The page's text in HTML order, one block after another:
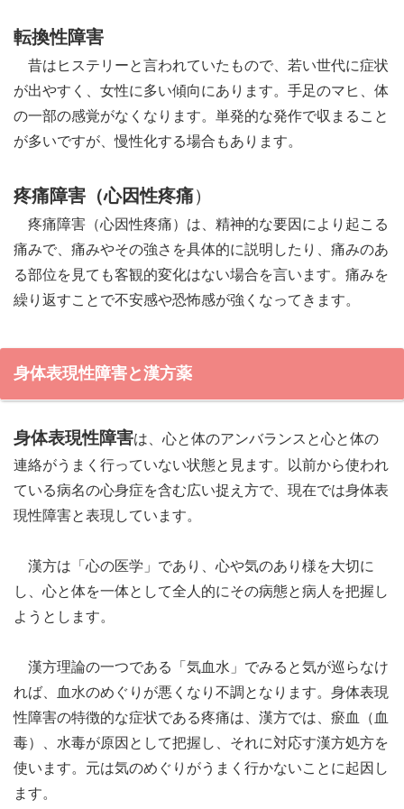
転換性障害
昔はヒステリーと言われていたもので、若い世代に症状
が出やすく、女性に多い傾向にあります。手足のマヒ、体
の一部の感覚がなくなります。単発的な発作で収まること
が多いですが、慢性化する場合もあります。
疼痛障害（心因性疼痛）
疼痛障害（心因性疼痛）は、精神的な要因により起こる
痛みで、痛みやその強さを具体的に説明したり、痛みのあ
る部位を見ても客観的変化はない場合を言います。痛みを
繰り返すことで不安感や恐怖感が強くなってきます。
身体表現性障害と漢方薬
身体表現性障害は、心と体のアンバランスと心と体の
連絡がうまく行っていない状態と見ます。以前から使われ
ている病名の心身症を含む広い捉え方で、現在では身体表
現性障害と表現しています。
漢方は「心の医学」であり、心や気のあり様を大切に
し、心と体を一体として全人的にその病態と病人を把握し
ようとします。
漢方理論の一つである「気血水」でみると気が巡らなけ
れば、血水のめぐりが悪くなり不調となります。身体表現
性障害の特徴的な症状である疼痛は、漢方では、瘀血（血
毒）、水毒が原因として把握し、それに対応す漢方処方を
使います。元は気のめぐりがうまく行かないことに起因し
ます。